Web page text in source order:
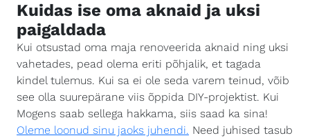
Kuidas ise oma aknaid ja uksi
paigaldada
Kui otsustad oma maja renoveerida aknaid ning uksi
vahetades, pead olema eriti põhjalik, et tagada
kindel tulemus. Kui sa ei ole seda varem teinud, võib
see olla suurepärane viis õppida DIY-projektist. Kui
Mogens saab sellega hakkama, siis saad ka sina!
Oleme loonud sinu jaoks juhendi. Need juhised tasub